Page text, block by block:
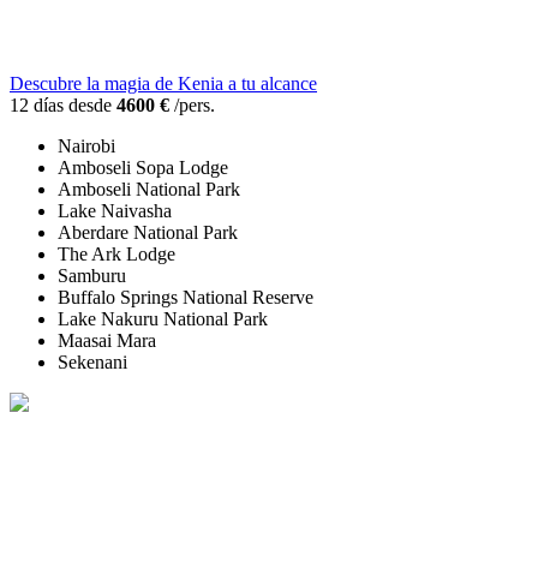
Descubre la magia de Kenia a tu alcance
12 días desde 4600 € /pers.
Nairobi
Amboseli Sopa Lodge
Amboseli National Park
Lake Naivasha
Aberdare National Park
The Ark Lodge
Samburu
Buffalo Springs National Reserve
Lake Nakuru National Park
Maasai Mara
Sekenani